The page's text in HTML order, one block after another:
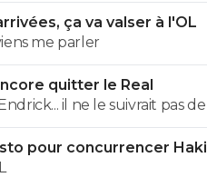
ça va valser à l'OL
me parler
quitter le Real
il ne le suivrait pas
pour concurrencer